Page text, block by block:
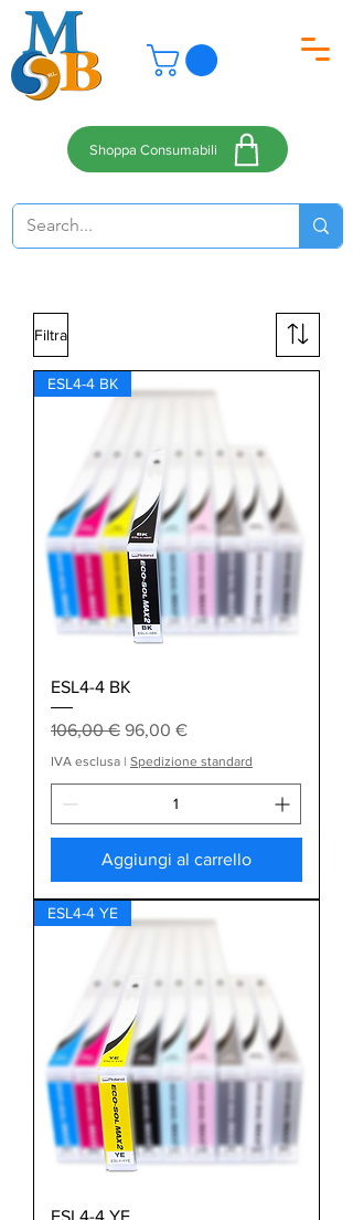
Shoppa Consumabili
Filtra
ESL4-4 BK
ESL4-4 BK
Prezzo regolare
106,00 € Prezzo scontato
96,00 €
IVA esclusa | Spedizione standard
Aggiungi al carrello
ESL4-4 YE
ESL4-4 YE